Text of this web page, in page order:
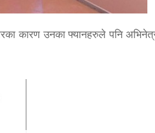
कारण उनका फ्यानहरुले पनि